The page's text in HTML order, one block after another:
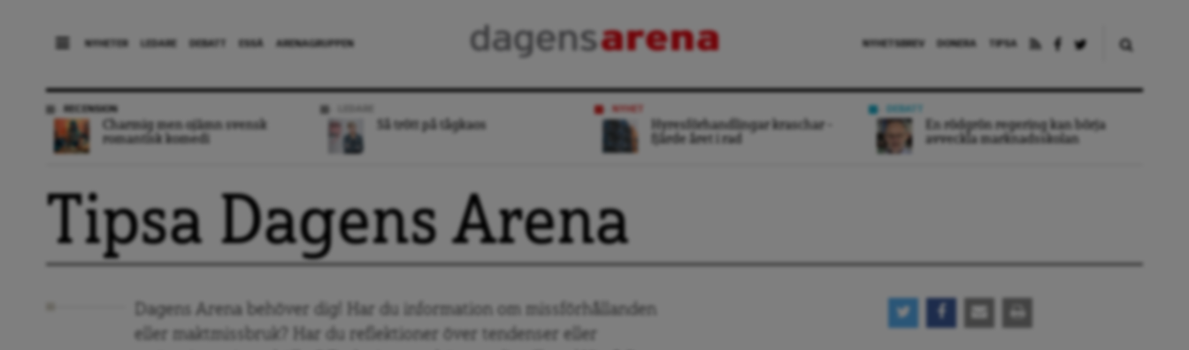
NYHETER LEDARE DEBATT ESSÄ ARENAGRUPPEN NYHETSBREV DONERA TIPSA
RECENSION
Charmig men ojämn svensk
romantisk komedi
Så trött på tågkaos
NYHET
Hyresförhandlingar kraschar –
fjärde året i rad
En rödgrön regering kan börja
avveckla marknadsskolan
Tipsa Dagens Arena
Dagens Arena behöver dig! Har du information om missförhållanden
eller maktmissbruk? Har du reflektioner över tendenser eller